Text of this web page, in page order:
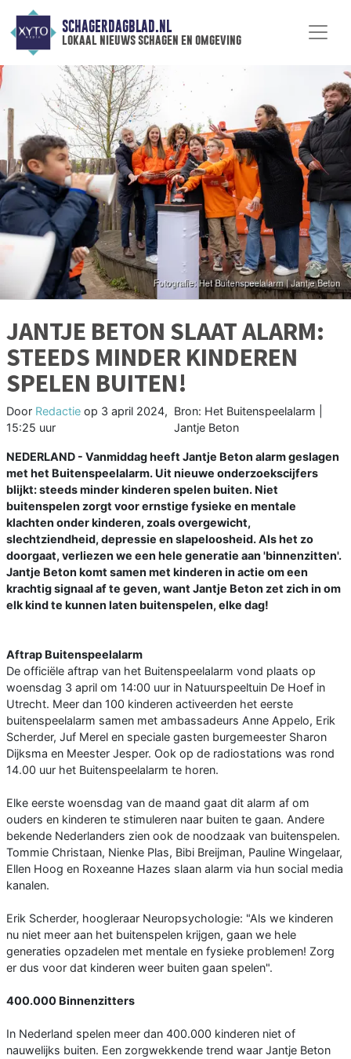
SCHAGERDAGBLAD.NL
lokaal nieuws schagen en omgeving
JANTJE BETON SLAAT ALARM:
STEEDS MINDER KINDEREN
SPELEN BUITEN!
Door Redactie op 3 april 2024,
15:25 uur
Bron: Het Buitenspeelalarm |
Jantje Beton
NEDERLAND - Vanmiddag heeft Jantje Beton alarm geslagen
met het Buitenspeelalarm. Uit nieuwe onderzoekscijfers
blijkt: steeds minder kinderen spelen buiten. Niet
buitenspelen zorgt voor ernstige fysieke en mentale
klachten onder kinderen, zoals overgewicht,
slechtziendheid, depressie en slapeloosheid. Als het zo
doorgaat, verliezen we een hele generatie aan 'binnenzitten'.
Jantje Beton komt samen met kinderen in actie om een
krachtig signaal af te geven, want Jantje Beton zet zich in om
elk kind te kunnen laten buitenspelen, elke dag!
Aftrap Buitenspeelalarm
De officiële aftrap van het Buitenspeelalarm vond plaats op
woensdag 3 april om 14:00 uur in Natuurspeeltuin De Hoef in
Utrecht. Meer dan 100 kinderen activeerden het eerste
buitenspeelalarm samen met ambassadeurs Anne Appelo, Erik
Scherder, Juf Merel en speciale gasten burgemeester Sharon
Dijksma en Meester Jesper. Ook op de radiostations was rond
14.00 uur het Buitenspeelalarm te horen.
Elke eerste woensdag van de maand gaat dit alarm af om
ouders en kinderen te stimuleren naar buiten te gaan. Andere
bekende Nederlanders zien ook de noodzaak van buitenspelen.
Tommie Christaan, Nienke Plas, Bibi Breijman, Pauline Wingelaar,
Ellen Hoog en Roxeanne Hazes slaan alarm via hun social media
kanalen.
Erik Scherder, hoogleraar Neuropsychologie: "Als we kinderen
nu niet meer aan het buitenspelen krijgen, gaan we hele
generaties opzadelen met mentale en fysieke problemen! Zorg
er dus voor dat kinderen weer buiten gaan spelen".
400.000 Binnenzitters
In Nederland spelen meer dan 400.000 kinderen niet of
nauwelijks buiten. Een zorgwekkende trend waar Jantje Beton